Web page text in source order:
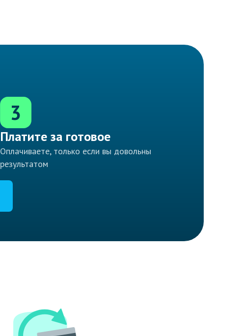
3
Платите за готовое
Оплачиваете, только если вы довольны
результатом